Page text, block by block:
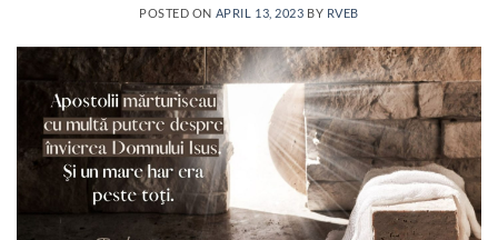
POSTED ON APRIL 13, 2023 BY RVEB